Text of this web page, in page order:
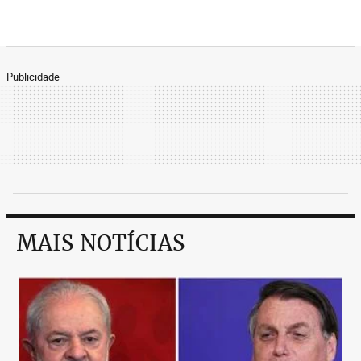
O governo tem buscado formas de agilizar os
trâmites necessários para que uma parceria
comercial comece a valer, inclusive a extinção da
exigência de parecer dos ministérios envolvidos.
Publicidade
MAIS NOTÍCIAS